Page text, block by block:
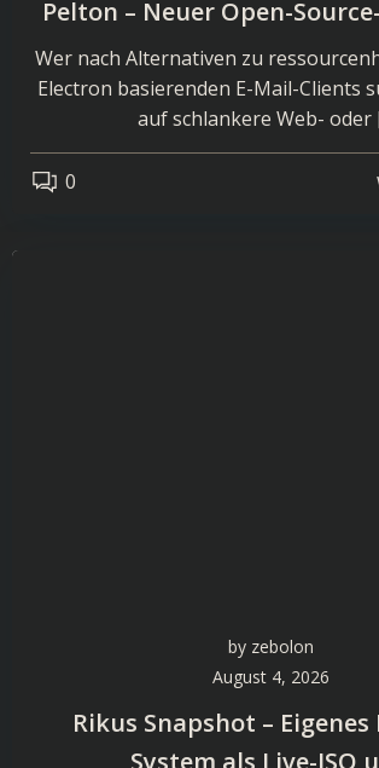
Pelton – Neuer Open-
Wer nach Alternativen zu
Electron basierenden E-Mail-Clients
auf schlankere Web- oder
0
by zebolon
August 4, 2026
Rikus Snapshot –
System als Live-ISO